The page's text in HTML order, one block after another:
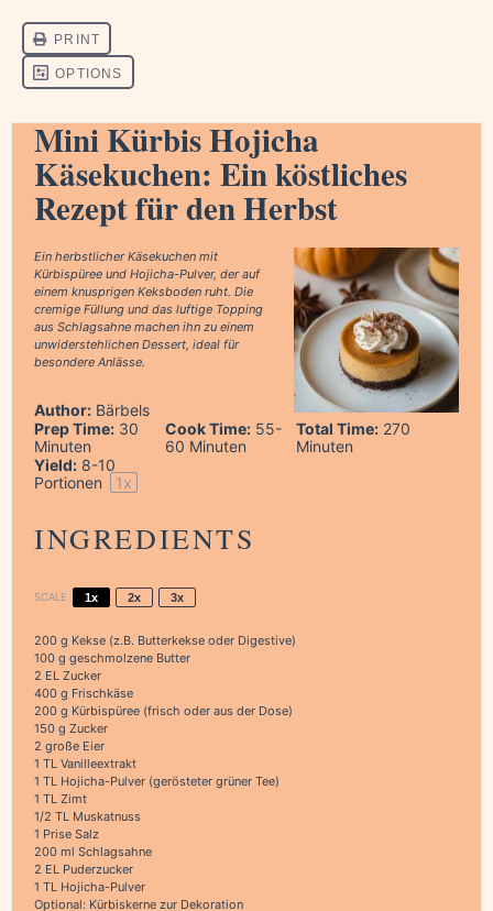
Mini Kürbis Hojicha
Käsekuchen: Ein köstliches
Rezept für den Herbst
Ein herbstlicher Käsekuchen mit
Kürbispüree und Hojicha-Pulver, der auf
einem knusprigen Keksboden ruht. Die
cremige Füllung und das luftige Topping
aus Schlagsahne machen ihn zu einem
unwiderstehlichen Dessert, ideal für
besondere Anlässe.
Author: Bärbels
Prep Time: 30
Minuten
Cook Time: 55-
60 Minuten
Total Time: 270
Minuten
Yield: 8-10
Portionen
1x
INGREDIENTS
SCALE 1x 2x 3x
200 g Kekse (z.B. Butterkekse oder Digestive)
100 g geschmolzene Butter
2 EL Zucker
400 g Frischkäse
200 g Kürbispüree (frisch oder aus der Dose)
150 g Zucker
2 große Eier
1 TL Vanilleextrakt
1 TL Hojicha-Pulver (gerösteter grüner Tee)
1 TL Zimt
1/2 TL Muskatnuss
1 Prise Salz
200 ml Schlagsahne
2 EL Puderzucker
1 TL Hojicha-Pulver
Optional: Kürbiskerne zur Dekoration